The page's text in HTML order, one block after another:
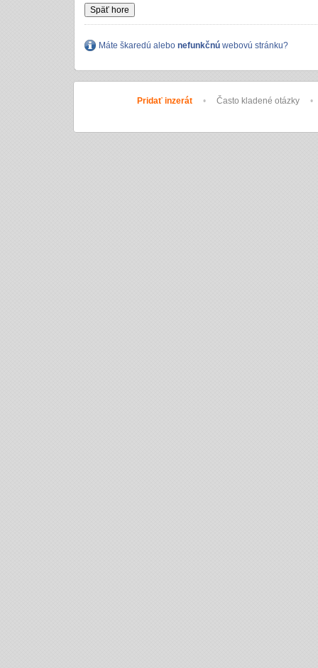
Späť hore
Máte škaredú alebo nefunkčnú webovú stránku?
Pridať inzerát • Často kladené otázky •